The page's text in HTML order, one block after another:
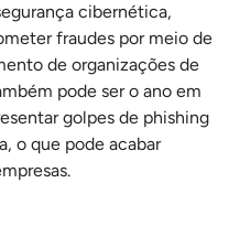
cibernética,
fraudes por meio de
de organizações de
pode ser o ano em
golpes de phishing
o que pode acabar